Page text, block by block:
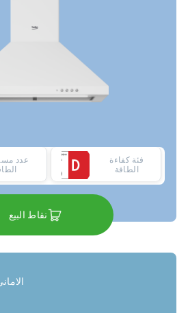
فئة كفاءة
الطاقة
عدد
نقاط البيع